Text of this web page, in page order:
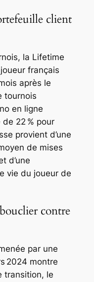
client
la Lifetime
français
après le
tournois
en ligne
22 % pour
provient d’une
de mises
d’une
vie du joueur de
contre
par une
2024 montre
transition, le